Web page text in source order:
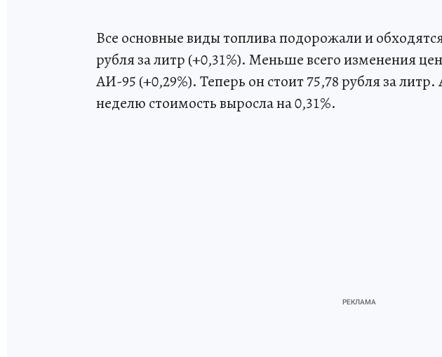
Все основные виды топлива подорожали и
рубля за литр (+0,31%). Меньше всего изменения
АИ-95 (+0,29%). Теперь он стоит 75,78 рубля за
неделю стоимость выросла на 0,31%.